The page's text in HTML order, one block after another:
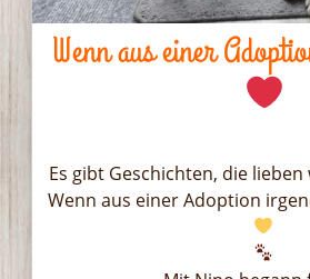
Wenn aus einer
Es gibt Geschichten, die
Wenn aus einer Adoption